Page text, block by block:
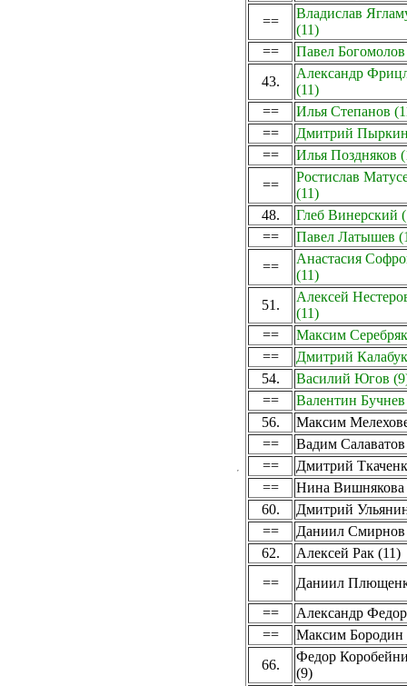
==
Владислав
(11)
==
Павел Богомолов
43.
Александр
(11)
==
Илья Степанов
==
Дмитрий
==
Илья Поздняков
==
Ростислав
(11)
48.
Глеб Винерский
==
Павел Латышев
==
Анастасия
(11)
51.
Алексей
(11)
==
Максим
==
Дмитрий
54.
Василий Югов
==
Валентин
56.
Максим
==
Вадим
==
Дмитрий
==
Нина Вишнякова
60.
Дмитрий
==
Даниил Смирнов
62.
Алексей Рак (11)
==
Даниил
==
Александр
==
Максим Бородин
66.
Федор
(9)